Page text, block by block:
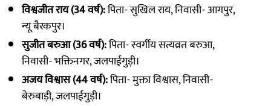
विश्वजीत राय (34 वर्ष):पिता- सुखिल राय, निवासी- आगपुर,
न्यू बैरकपुर।
सुजीत बरुआ (36 वर्ष):पिता- स्वर्गीय सत्यव्रत बरुआ,
निवासी- भक्तिनगर, जलपाईगुड़ी।
अजय विश्वास (44 वर्ष):पिता- मुक्ता विश्वास, निवासी-
बेरुबाड़ी, जलपाईगुड़ी।